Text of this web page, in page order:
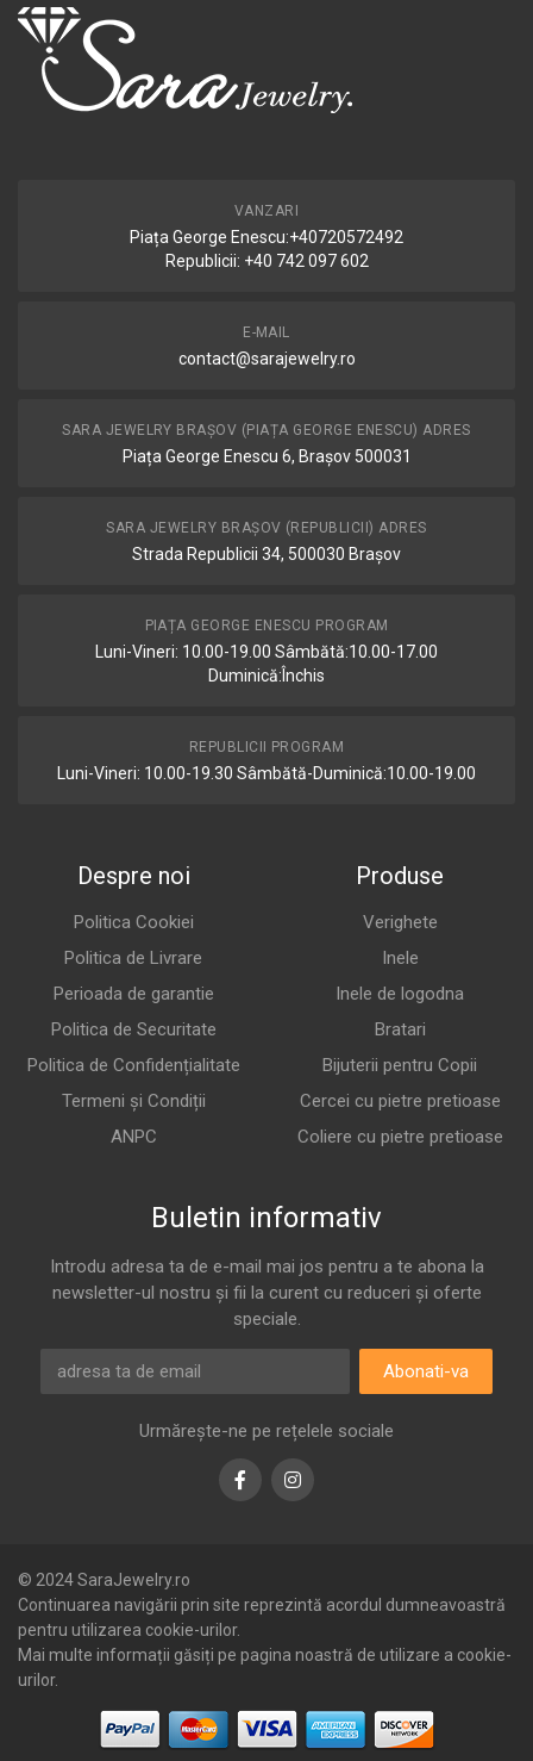
VANZARI
Piața George Enescu:+40720572492
Republicii: +40 742 097 602
E-MAIL
contact@sarajewelry.ro
SARA JEWELRY BRAȘOV (PIAȚA GEORGE ENESCU) ADRES
Piața George Enescu 6, Brașov 500031
SARA JEWELRY BRAȘOV (REPUBLICII) ADRES
Strada Republicii 34, 500030 Brașov
PIAȚA GEORGE ENESCU PROGRAM
Luni-Vineri: 10.00-19.00 Sâmbătă:10.00-17.00
Duminică:Închis
REPUBLICII PROGRAM
Luni-Vineri: 10.00-19.30 Sâmbătă-Duminică:10.00-19.00
Despre noi
Politica Cookiei
Politica de Livrare
Perioada de garantie
Politica de Securitate
Politica de Confidențialitate
Termeni și Condiții
ANPC
Produse
Verighete
Inele
Inele de logodna
Bratari
Bijuterii pentru Copii
Cercei cu pietre pretioase
Coliere cu pietre pretioase
Buletin informativ
Introdu adresa ta de e-mail mai jos pentru a te abona la
newsletter-ul nostru și fii la curent cu reduceri și oferte
speciale.
Abonati-va
Urmărește-ne pe rețelele sociale
FacebookInstagram
© 2024 SaraJewelry.ro
Continuarea navigării prin site reprezintă acordul dumneavoastră
pentru utilizarea cookie-urilor.
Mai multe informații găsiți pe pagina noastră de utilizare a cookie-
urilor.